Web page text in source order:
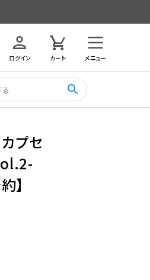
ログイン カート メニュー
search
カプセ
】